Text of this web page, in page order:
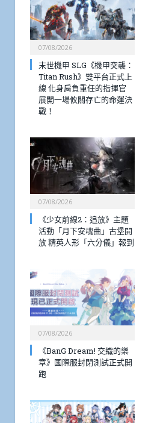
07/08/2026
末世機甲 SLG《機甲突襲：
Titan Rush》雙平台正式上
線 化身肩負重任的指揮官
展開一場攸關存亡的命運決
戰！
07/08/2026
《少女前線2：追放》主題
活動「月下安魂曲」古堡開
放 精英人形「六分儀」報到
07/08/2026
《BanG Dream! 交織的樂
章》國際服封閉測試正式開
跑